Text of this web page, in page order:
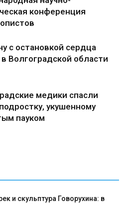
конференция
с остановкой сердца
Волгоградской области
медики спасли
укушенному
пауком
и скульптура Говорухина: в